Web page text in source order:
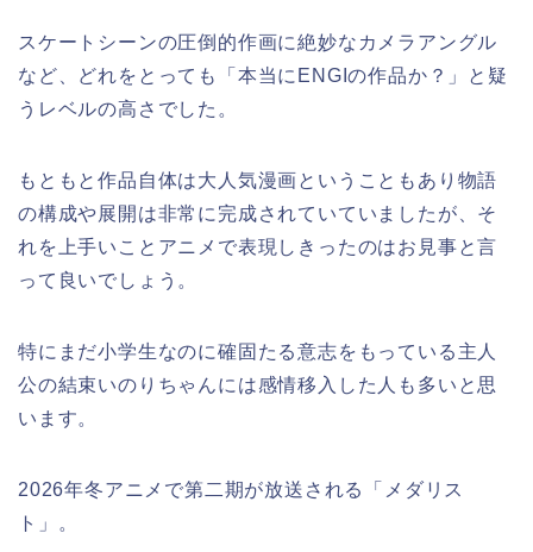
スケートシーンの圧倒的作画に絶妙なカメラアングル
など、どれをとっても「本当にENGIの作品か？」と疑
うレベルの高さでした。
もともと作品自体は大人気漫画ということもあり物語
の構成や展開は非常に完成されていていましたが、そ
れを上手いことアニメで表現しきったのはお見事と言
って良いでしょう。
特にまだ小学生なのに確固たる意志をもっている主人
公の結束いのりちゃんには感情移入した人も多いと思
います。
2026年冬アニメで第二期が放送される「メダリス
ト」。